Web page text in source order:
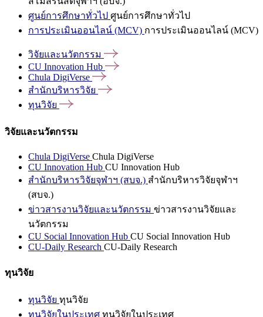
ศูนย์การศึกษาทั่วไป ศูนย์การศึกษาทั่วไป
การประเมินออนไลน์ (MCV) การประเมินออนไลน์ (MCV)
วิจัยและนวัตกรรม
CU Innovation Hub
Chula DigiVerse
สำนักบริหารวิจัย
ทุนวิจัย
วิจัยและนวัตกรรม
Chula DigiVerse Chula DigiVerse
CU Innovation Hub CU Innovation Hub
สำนักบริหารวิจัยจุฬาฯ (สบจ.) สำนักบริหารวิจัยจุฬาฯ
(สบจ.)
ข่าวสารงานวิจัยและนวัตกรรม ข่าวสารงานวิจัยและ
นวัตกรรม
CU Social Innovation Hub CU Social Innovation Hub
CU-Daily Research CU-Daily Research
ทุนวิจัย
ทุนวิจัย ทุนวิจัย
ทุนวิจัยในประเทศ ทุนวิจัยในประเทศ